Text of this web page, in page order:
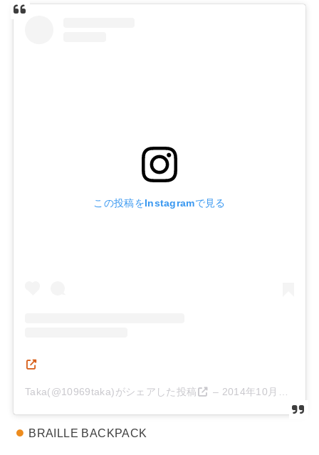
この投稿をInstagramで見る
Taka(@10969taka)がシェアした投稿 – 2014年10月月15日午後3時24分PDT
BRAILLE BACKPACK